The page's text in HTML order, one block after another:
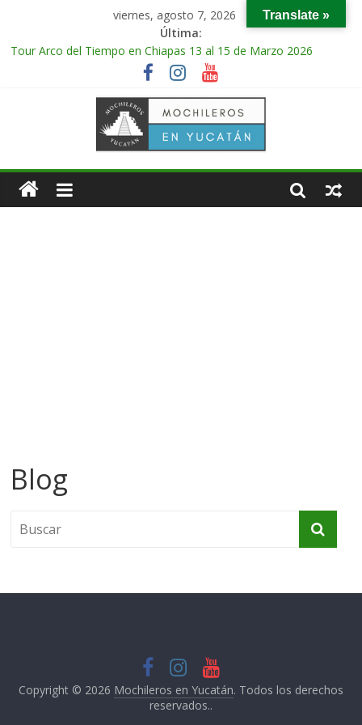
viernes, agosto 7, 2026
Última:
Tour Arco del Tiempo en Chiapas 13 al 15 de Marzo 2026
Tour Tikal Magico en Guatemala 31 de Octubre al 2 de
Tour Ruta Puuc 1 de Febrero del 2026
Excursión Volcán Chichonal en Chiapas 28 y 29 de Marzo 2026
Tour Calakmul Magico 28 de Febrero y 1 de Marzo 2026
Blog
Copyright © 2026 Mochileros en Yucatán. Todos los derechos
reservados..
Translate »